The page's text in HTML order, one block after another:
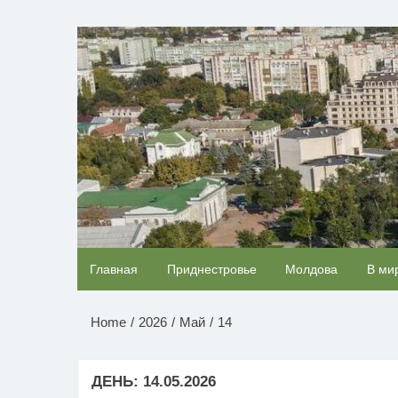
содержимомуНОВОСТИ
Главная Приднестровье Молдова В
Home 2026 Май 14
ДЕНЬ: 14.05.2026
Ржу не переставая, это видео пересмотришь